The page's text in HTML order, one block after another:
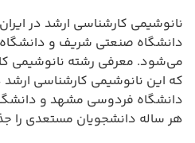
نانوشیمی کارشناسی ارشد در
دانشگاه صنعتی شریف و
می‌شود. معرفی رشته نانوشیمی
که این نانوشیمی کارشناسی
دانشگاه فردوسی مشهد و
هر ساله دانشجویان مستعدی را